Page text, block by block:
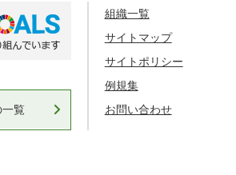
一覧
組織一覧
サイトマップ
サイトポリシー
例規集
お問い合わせ